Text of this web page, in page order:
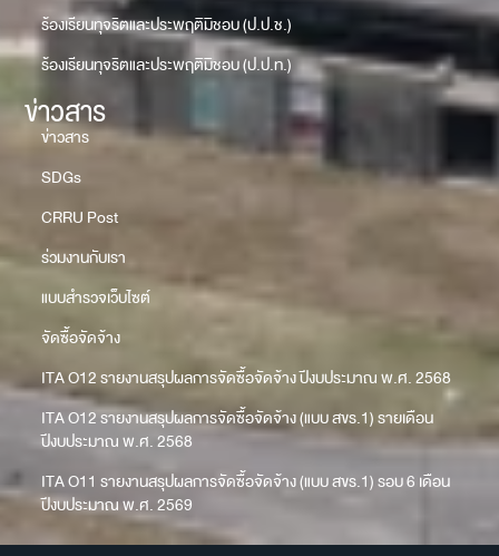
ร้องเรียนทุจริตและประพฤติมิชอบ (ป.ป.ช.)
ร้องเรียนทุจริตและประพฤติมิชอบ (ป.ป.ท.)
ข่าวสาร
ข่าวสาร
SDGs
CRRU Post
ร่วมงานกับเรา
แบบสำรวจเว็บไซต์
จัดซื้อจัดจ้าง
ITA O12 รายงานสรุปผลการจัดซื้อจัดจ้าง ปีงบประมาณ พ.ศ. 2568
ITA O12 รายงานสรุปผลการจัดซื้อจัดจ้าง (แบบ สขร.1) รายเดือน
ปีงบประมาณ พ.ศ. 2568
ITA O11 รายงานสรุปผลการจัดซื้อจัดจ้าง (แบบ สขร.1) รอบ 6 เดือน
ปีงบประมาณ พ.ศ. 2569